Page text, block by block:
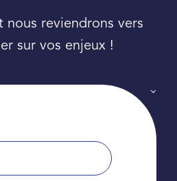
nous reviendrons vers
sur vos enjeux !